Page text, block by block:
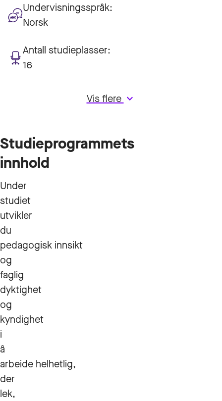
Undervisningsspråk:
Norsk
Antall studieplasser:
16
Vis flerekeyboard_arrow_down
Studieprogrammets
innhold
Under
studiet
utvikler
du
pedagogisk innsikt
og
faglig
dyktighet
og
kyndighet
i
å
arbeide helhetlig,
der
lek,